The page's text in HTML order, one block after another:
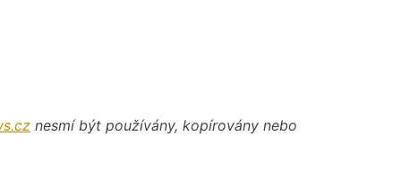
nesmí být používány, kopírovány nebo